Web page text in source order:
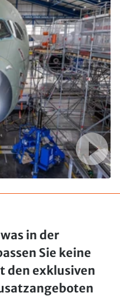
in der
Sie keine
den exklusiven